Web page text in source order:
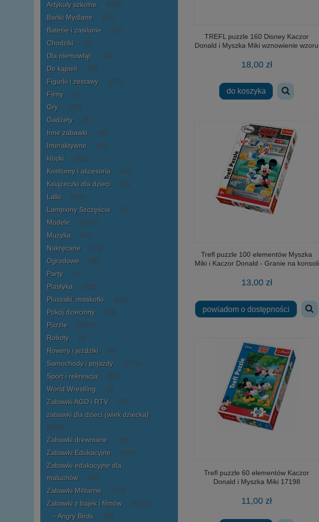
Artykuły szkolne (526)
Bańki Mydlane (41)
Baterie i zasilanie (13)
Chodziki (2)
Dla niemowląt (154)
Do kąpieli (55)
Figurki i zestawy (173)
Filmy (1)
Gry (478)
Gadżety (8)
Inne zabawki (36)
Interaktywne (66)
klocki (323)
Kostiumy i akcesoria (53)
Książeczki dla dzieci (13)
Lalki (349)
Lampiony Szczęścia (2)
Modele (1756)
Muzyka (46)
Nakręcane (13)
Ogrodowe (95)
Party (1)
Plastyka (398)
Pluszaki, maskotki (602)
Pokój dziecinny (23)
Puzzle (1024)
Roboty (8)
Rowery i jeździki (4)
Samochody i pojazdy (2378)
Sport i rekreacja (56)
World Wrestling (3)
Zabawki AGD i RTV (76)
zabawki dla dzieci (wiek dziecka)
(6424)
Zabawki drewniane (38)
Zabawki Edukacyjne (243)
Zabawki edukacyjne dla
maluchów
(84)
Zabawki Militarne (123)
Zabawki z bajek i filmów (1252)
Angry Birds (18)
TREFL puzzle 160 Disney Kaczor
Donald i Myszka Miki wznowienie wzoru
18,00 zł
do koszyka
Trefl puzzle 100 elementów Myszka
Miki i Kaczor Donald - Granie na konsoli
13,00 zł
powiadom o dostępności
Trefl puzzle 60 elementów Kaczor
Donald i Myszka Miki 17198
11,00 zł